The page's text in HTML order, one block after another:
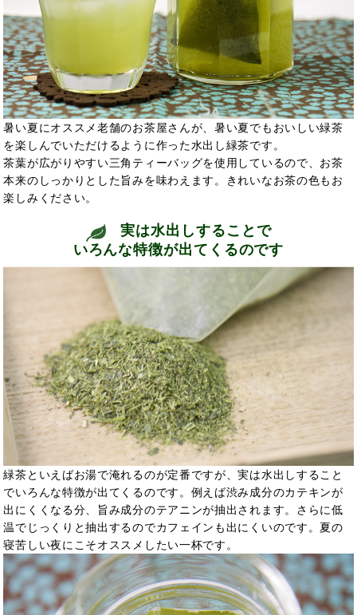
暑い夏にオススメ老舗のお茶屋さんが、暑い夏でもおいしい緑茶
を楽しんでいただけるように作った水出し緑茶です。
茶葉が広がりやすい三角ティーバッグを使用しているので、お茶
本来のしっかりとした旨みを味わえます。きれいなお茶の色もお
楽しみください。
実は水出しすることで
いろんな特徴が出てくるのです
緑茶といえばお湯で淹れるのが定番ですが、実は水出しすること
でいろんな特徴が出てくるのです。例えば渋み成分のカテキンが
出にくくなる分、旨み成分のテアニンが抽出されます。さらに低
温でじっくりと抽出するのでカフェインも出にくいのです。夏の
寝苦しい夜にこそオススメしたい一杯です。